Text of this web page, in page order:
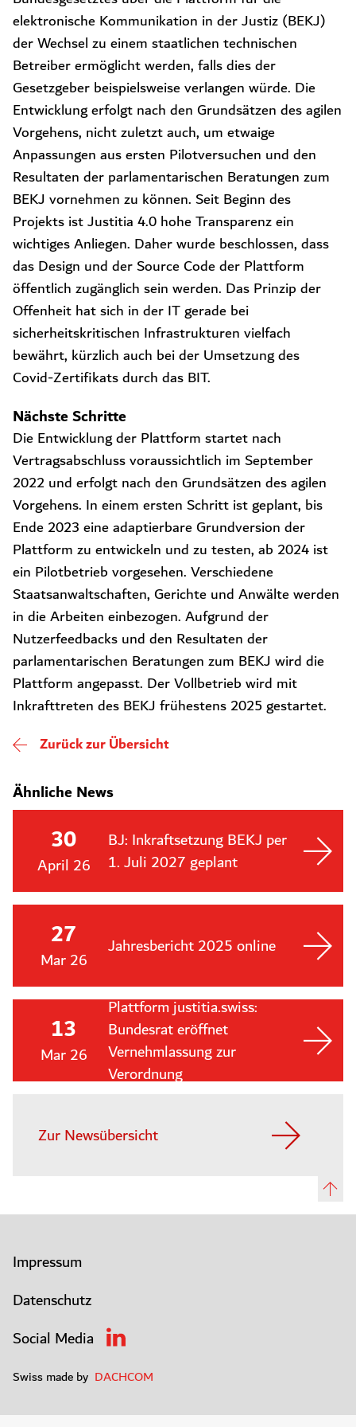
elektronische Kommunikation in der Justiz (BEKJ)
der Wechsel zu einem staatlichen technischen
Betreiber ermöglicht werden, falls dies der
Gesetzgeber beispielsweise verlangen würde. Die
Entwicklung erfolgt nach den Grundsätzen des agilen
Vorgehens, nicht zuletzt auch, um etwaige
Anpassungen aus ersten Pilotversuchen und den
Resultaten der parlamentarischen Beratungen zum
BEKJ vornehmen zu können. Seit Beginn des
Projekts ist Justitia 4.0 hohe Transparenz ein
wichtiges Anliegen. Daher wurde beschlossen, dass
das Design und der Source Code der Plattform
öffentlich zugänglich sein werden. Das Prinzip der
Offenheit hat sich in der IT gerade bei
sicherheitskritischen Infrastrukturen vielfach
bewährt, kürzlich auch bei der Umsetzung des
Covid-Zertifikats durch das BIT.
Nächste Schritte
Die Entwicklung der Plattform startet nach
Vertragsabschluss voraussichtlich im September
2022 und erfolgt nach den Grundsätzen des agilen
Vorgehens. In einem ersten Schritt ist geplant, bis
Ende 2023 eine adaptierbare Grundversion der
Plattform zu entwickeln und zu testen, ab 2024 ist
ein Pilotbetrieb vorgesehen. Verschiedene
Staatsanwaltschaften, Gerichte und Anwälte werden
in die Arbeiten einbezogen. Aufgrund der
Nutzerfeedbacks und den Resultaten der
parlamentarischen Beratungen zum BEKJ wird die
Plattform angepasst. Der Vollbetrieb wird mit
Inkrafttreten des BEKJ frühestens 2025 gestartet.
Zurück zur Übersicht
Ähnliche News
30
April 26
BJ: Inkraftsetzung BEKJ per
1. Juli 2027 geplant
27
Mar 26
Jahresbericht 2025 online
13
Mar 26
Plattform justitia.swiss:
Bundesrat eröffnet
Vernehmlassung zur
Verordnung
Zur Newsübersicht
Impressum
Datenschutz
Social Media
Swiss made by DACHCOM